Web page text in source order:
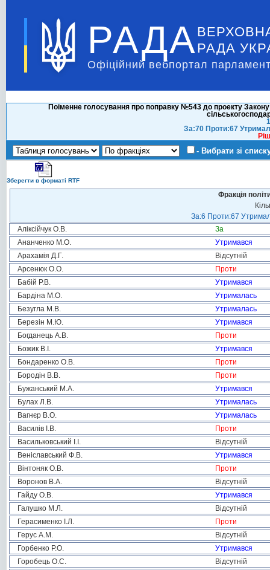
РАДА РАДА
Офіційний вебпортал
Поіменне голосування про поправку №543 до проекту
За:70 Проти:67
- Вибрати зі
Зберегти в форматі RTF
Фракція
За:6 Проти:67
Аліксійчук О.В.
За
Ананченко М.О.
Утримався
Арахамія Д.Г.
Відсутній
Арсенюк О.О.
Проти
Бабій Р.В.
Утримався
Бардіна М.О.
Утрималась
Безугла М.В.
Утрималась
Березін М.Ю.
Утримався
Богданець А.В.
Проти
Божик В.І.
Утримався
Бондаренко О.В.
Проти
Бородін В.В.
Проти
Бужанський М.А.
Утримався
Булах Л.В.
Утрималась
Вагнєр В.О.
Утрималась
Василів І.В.
Проти
Васильковський І.І.
Відсутній
Веніславський Ф.В.
Утримався
Вінтоняк О.В.
Проти
Воронов В.А.
Відсутній
Гайду О.В.
Утримався
Галушко М.Л.
Відсутній
Герасименко І.Л.
Проти
Герус А.М.
Відсутній
Горбенко Р.О.
Утримався
Горобець О.С.
Відсутній